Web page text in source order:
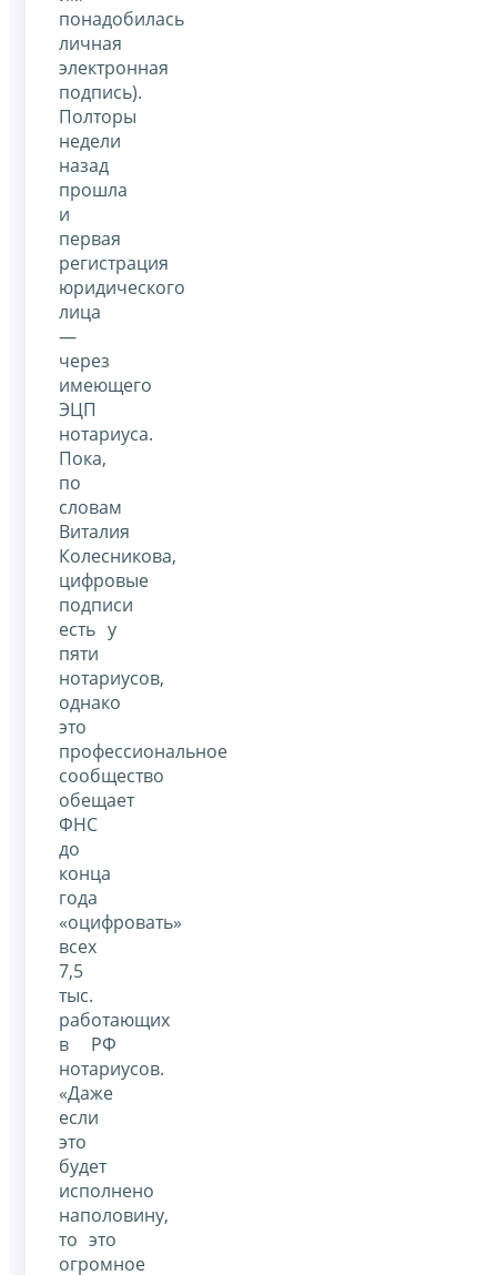
понадобилась
личная
электронная
подпись).
Полторы
недели
назад
прошла
и
первая
регистрация
юридического
лица
—
через
имеющего
ЭЦП
нотариуса.
Пока,
по
словам
Виталия
Колесникова,
цифровые
подписи
есть у
пяти
нотариусов,
однако
это
профессиональное
сообщество
обещает
ФНС
до
конца
года
«оцифровать»
всех
7,5
тыс.
работающих
в РФ
нотариусов.
«Даже
если
это
будет
исполнено
наполовину,
то это
огромное